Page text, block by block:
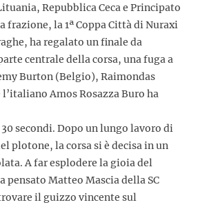
Repubblica Ceca e Principato
frazione, la 1ª Coppa Città di Nuraxi
ha regalato un finale da
centrale della corsa, una fuga a
Burton (Belgio), Raimondas
Amos Rosazza Buro ha
secondi. Dopo un lungo lavoro di
plotone, la corsa si è decisa in un
A far esplodere la gioia del
pensato Matteo Mascia della SC
il guizzo vincente sul